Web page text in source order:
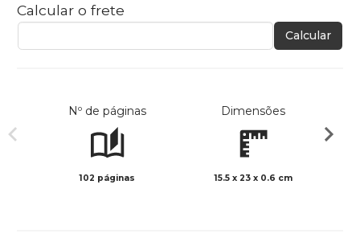
Calcular o frete
Calcular
Nº de páginas
102 páginas
Dimensões
15.5 x 23 x 0.6 cm